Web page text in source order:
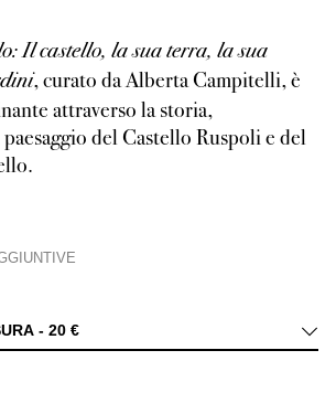
Il castello, la sua terra, la sua
, curato da Alberta Campitelli, è
attraverso la storia,
del Castello Ruspoli e del
il castello rappresenta un esempio unico
- 20 €